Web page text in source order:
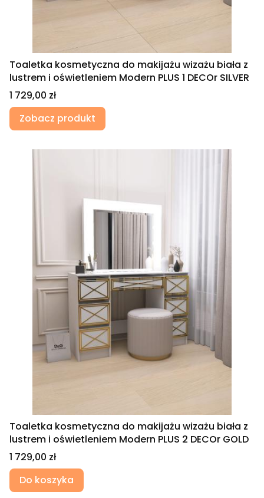
Toaletka kosmetyczna do makijażu wizażu biała z
lustrem i oświetleniem Modern PLUS 1 DECOr SILVER
Cena
1 729,00 zł
Zobacz produkt
Toaletka kosmetyczna do makijażu wizażu biała z
lustrem i oświetleniem Modern PLUS 2 DECOr GOLD
Cena
1 729,00 zł
Do koszyka